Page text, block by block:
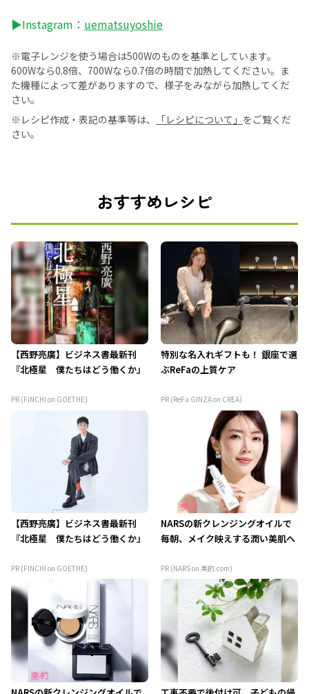
▶Instagram： uematsuyoshie
※電子レンジを使う場合は500Wのものを基準としています。
600Wなら0.8倍、700Wなら0.7倍の時間で加熱してください。ま
た機種によって差がありますので、様子をみながら加熱してくだ
さい。
※レシピ作成・表記の基準等は、
「レシピについて」 をご覧くだ
さい。
おすすめレシピ
【西野亮廣】ビジネス書最新刊
『北極星 僕たちはどう働くか』
PR (FINCHI on GOETHE)
特別な名入れギフトも！ 銀座で選
ぶReFaの上質ケア
PR (ReFa GINZA on CREA)
【西野亮廣】ビジネス書最新刊
『北極星 僕たちはどう働くか』
PR (FINCHI on GOETHE)
NARSの新クレンジングオイルで
毎朝、メイク映えする潤い美肌へ
PR (NARS on 美的.com)